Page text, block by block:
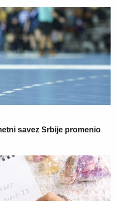
savez Srbije promenio